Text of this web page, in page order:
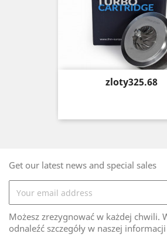
Price
zloty325.68
Get our latest news and special sales
Możesz zrezygnować w każdej chwili.
odnaleźć szczegóły w naszej